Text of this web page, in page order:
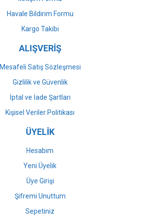
Gönder
Havale Bildirim Formu
Kargo Takibi
ALIŞVERİŞ
Mesafeli Satış Sözleşmesi
Gizlilik ve Güvenlik
İptal ve İade Şartları
Kişisel Veriler Politikası
ÜYELİK
Hesabım
Yeni Üyelik
Üye Girişi
Şifremi Unuttum
Sepetiniz